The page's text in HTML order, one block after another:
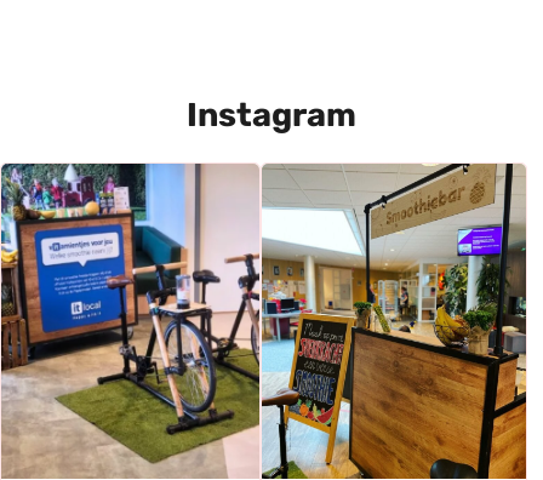
Instagram